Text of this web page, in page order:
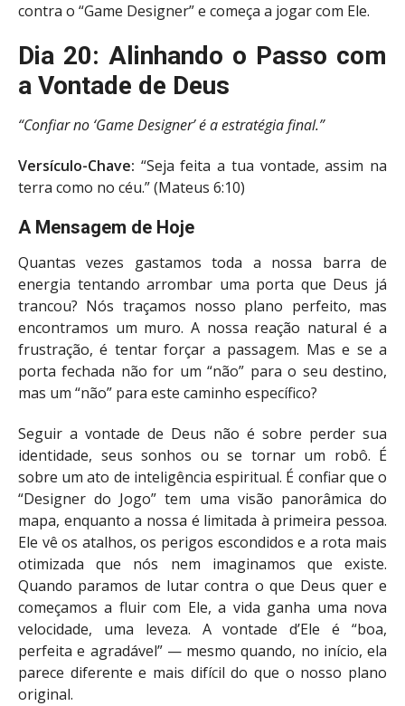
contra o “Game Designer” e começa a jogar com Ele.
Dia 20: Alinhando o Passo com
a Vontade de Deus
“Confiar no ‘Game Designer’ é a estratégia final.”
Versículo-Chave: “Seja feita a tua vontade, assim na
terra como no céu.” (Mateus 6:10)
A Mensagem de Hoje
Quantas vezes gastamos toda a nossa barra de
energia tentando arrombar uma porta que Deus já
trancou? Nós traçamos nosso plano perfeito, mas
encontramos um muro. A nossa reação natural é a
frustração, é tentar forçar a passagem. Mas e se a
porta fechada não for um “não” para o seu destino,
mas um “não” para este caminho específico?
Seguir a vontade de Deus não é sobre perder sua
identidade, seus sonhos ou se tornar um robô. É
sobre um ato de inteligência espiritual. É confiar que o
“Designer do Jogo” tem uma visão panorâmica do
mapa, enquanto a nossa é limitada à primeira pessoa.
Ele vê os atalhos, os perigos escondidos e a rota mais
otimizada que nós nem imaginamos que existe.
Quando paramos de lutar contra o que Deus quer e
começamos a fluir com Ele, a vida ganha uma nova
velocidade, uma leveza. A vontade d’Ele é “boa,
perfeita e agradável” — mesmo quando, no início, ela
parece diferente e mais difícil do que o nosso plano
original.